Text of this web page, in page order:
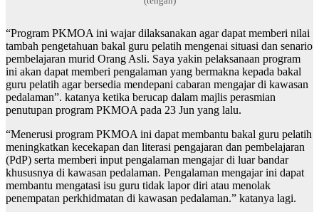
“Program PKMOA ini wajar dilaksanakan agar dapat memberi nilai
tambah pengetahuan bakal guru pelatih mengenai situasi dan senario
pembelajaran murid Orang Asli. Saya yakin pelaksanaan program
ini akan dapat memberi pengalaman yang bermakna kepada bakal
guru pelatih agar bersedia mendepani cabaran mengajar di kawasan
pedalaman”. katanya ketika berucap dalam majlis perasmian
penutupan program PKMOA pada 23 Jun yang lalu.
“Menerusi program PKMOA ini dapat membantu bakal guru pelatih
meningkatkan kecekapan dan literasi pengajaran dan pembelajaran
(PdP) serta memberi input pengalaman mengajar di luar bandar
khususnya di kawasan pedalaman. Pengalaman mengajar ini dapat
membantu mengatasi isu guru tidak lapor diri atau menolak
penempatan perkhidmatan di kawasan pedalaman.” katanya lagi.